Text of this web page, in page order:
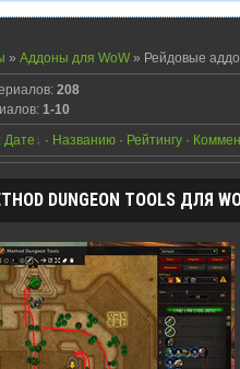
» Аддоны для WoW » Рейдовые
: 208
: 1-10
: Дате · Названию · Рейтингу ·
DUNGEON TOOLS ДЛЯ